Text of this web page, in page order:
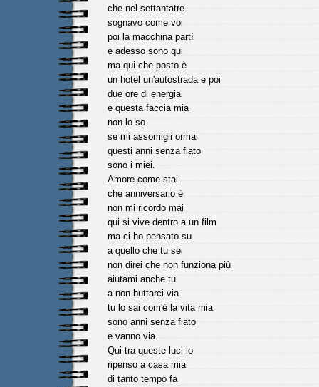
che nel settantatre
sognavo come voi
poi la macchina partì
e adesso sono qui
ma qui che posto è
un hotel un'autostrada e poi
due ore di energia
e questa faccia mia
non lo so
se mi assomigli ormai
questi anni senza fiato
sono i miei.
Amore come stai
che anniversario è
non mi ricordo mai
qui si vive dentro a un film
ma ci ho pensato su
a quello che tu sei
non direi che non funziona più
aiutami anche tu
a non buttarci via
tu lo sai com'è la vita mia
sono anni senza fiato
e vanno via.
Qui tra queste luci io
ripenso a casa mia
di tanto tempo fa